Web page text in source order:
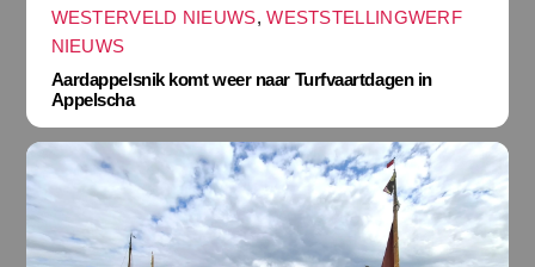
WESTERVELD NIEUWS,WESTSTELLINGWERF
NIEUWS
Aardappelsnik komt weer naar Turfvaartdagen in
Appelscha